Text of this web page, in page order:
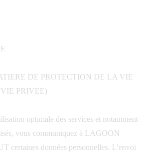
DE PROTECTION DE LA VIE
PRIVEE)
optimale des services et notamment
vous communiquez à LAGOON
certaines données personnelles. L'envoi